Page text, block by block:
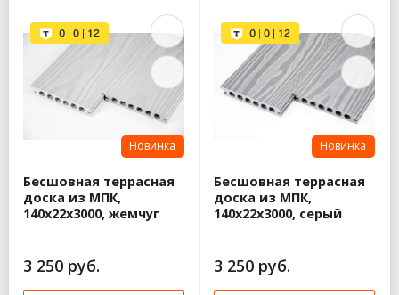
Новинка
Бесшовная террасная
доска из МПК,
140х22х3000, жемчуг
3 250 руб.
Новинка
Бесшовная террасная
доска из МПК,
140х22х3000, серый
3 250 руб.